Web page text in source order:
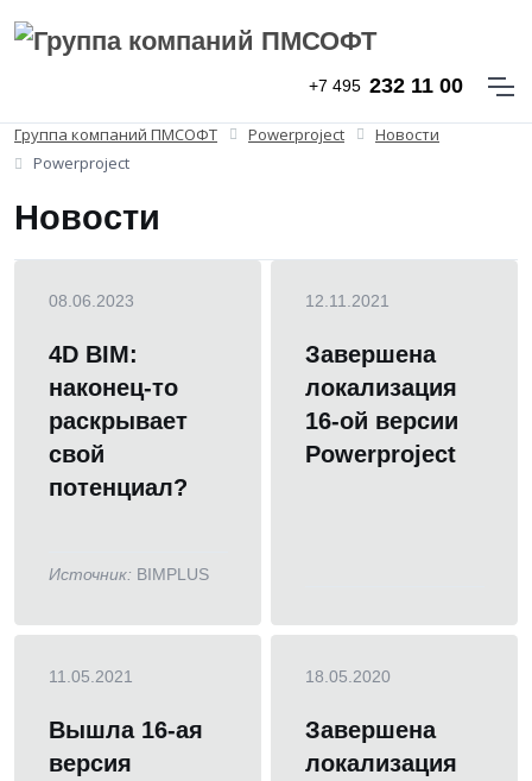
+7 495 232 11 00
Группа компаний ПМСОФТ Powerproject
Новости
Powerproject
Новости
08.06.2023
4D BIM:
наконец-то
раскрывает
свой
потенциал?
Источник: BIMPLUS
12.11.2021
Завершена
локализация
16-ой версии
Powerproject
11.05.2021
Вышла 16-ая
версия
18.05.2020
Завершена
локализация